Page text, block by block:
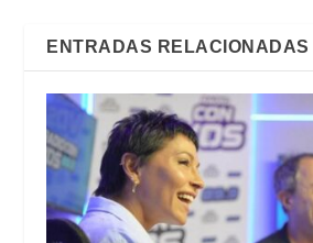
ENTRADAS RELACIONADAS